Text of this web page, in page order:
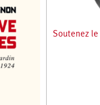
Soutenez